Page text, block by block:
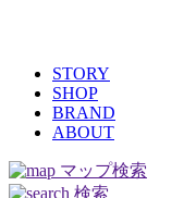
STORY
SHOP
BRAND
ABOUT
マップ検索
検索